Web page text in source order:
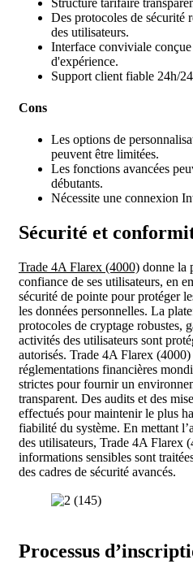
Des protocoles de sécurité
des utilisateurs.
Interface conviviale
d'expérience.
Support client fiable 24h/
Cons
Les options de
peuvent être limitées.
Les fonctions avancées
débutants.
Nécessite une connexion
Sécurité et
Trade 4A Flarex (4000) donne la
confiance de ses utilisateurs, en
sécurité de pointe pour protéger
les données personnelles. La
protocoles de cryptage robustes,
activités des utilisateurs sont
autorisés. Trade 4A Flarex
réglementations financières
strictes pour fournir un
transparent. Des audits et des
effectués pour maintenir le plus
fiabilité du système. En mettant
des utilisateurs, Trade 4A Flarex
informations sensibles sont
des cadres de sécurité avancés.
Processus